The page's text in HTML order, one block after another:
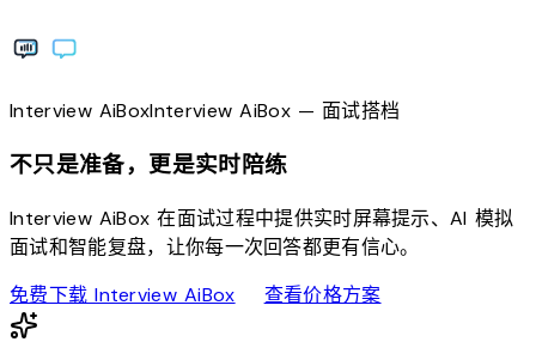
Interview AiBoxInterviewAiBox— 面试搭档
不只是准备，更是实时陪练
Interview AiBox 在面试过程中提供实时屏幕提示、AI 模拟
面试和智能复盘，让你每一次回答都更有信心。
免费下载 Interview AiBoxdownload查看价格方案sell